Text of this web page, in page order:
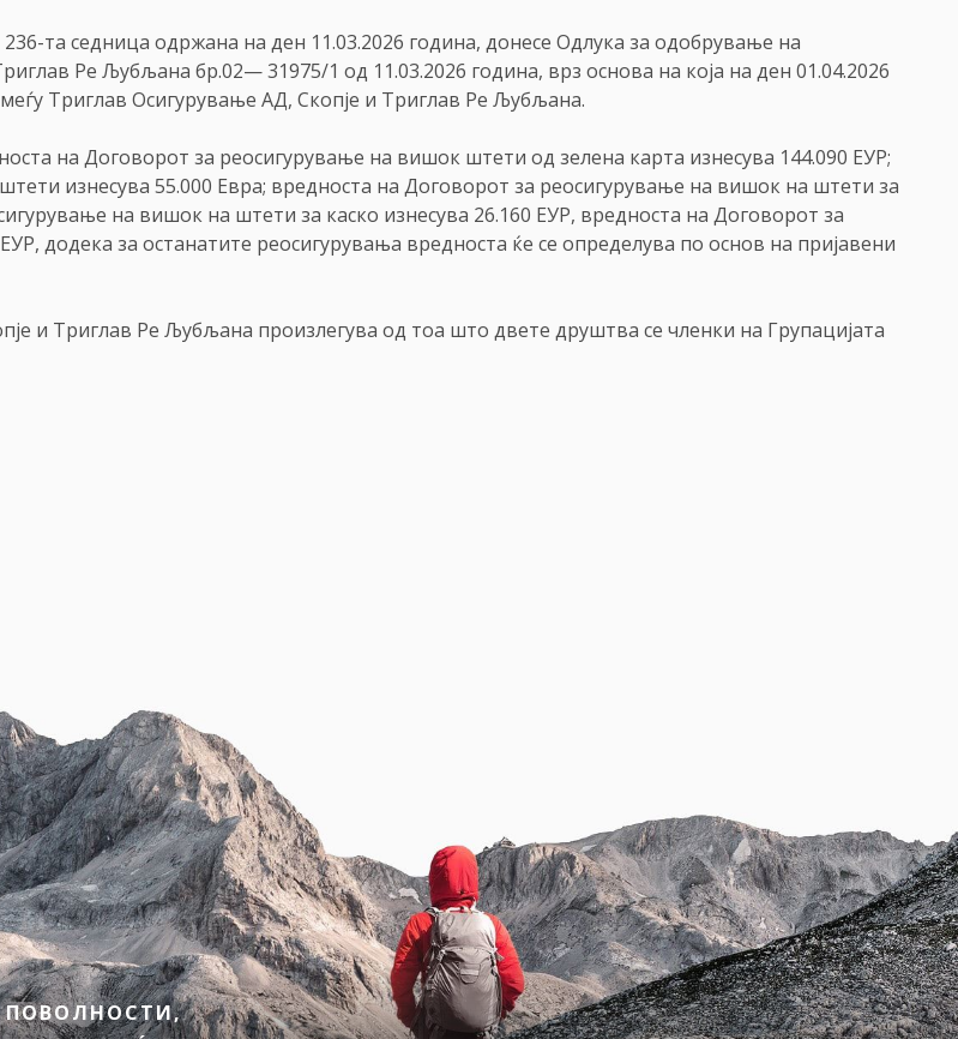
та седница одржана на ден 11.03.2026 година, донесе Одлука за одобрување на
Ре Љубљана бр.02—31975/1 од 11.03.2026 година, врз основа на која нa ден 01.04.2026
Триглав Осигурување АД, Скопје и Триглав Ре Љубљана.
на Договорот за реосигурување на вишок штети од зелена карта изнесува 144.090 ЕУР;
изнесува 55.000 Евра; вредноста на Договорот за реосигурување на вишок на штети за
на вишок на штети за каско изнесува 26.160 ЕУР, вредноста на Договорот за
додека за останатите реосигурувања вредноста ќе се определува по основ на пријавени
и Триглав Ре Љубљана произлегува од тоа што двете друштва се членки на Групацијата
ПОВОЛНОСТИ,